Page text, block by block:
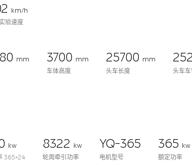
km/h
验速度
mm
3700 mm
车体高度
25700 mm
头车长度
头车
kw
365×24
8322
kw
轮周牵引功率
YQ-365
电机型号
365
kw
额定功率